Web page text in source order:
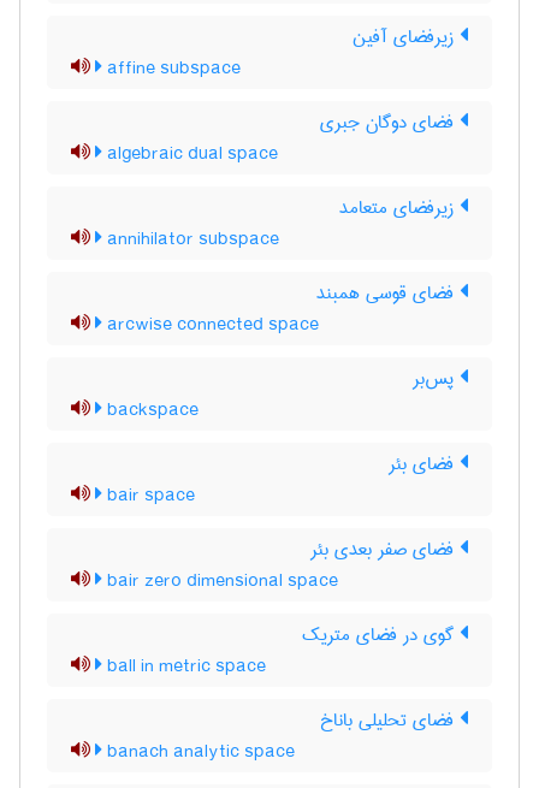
زیرفضای آفین
affine subspace
فضای دوگان جبری
algebraic dual space
زیرفضای متعامد
annihilator subspace
فضای قوسی همبند
arcwise connected space
پس‌بر
backspace
فضای بئر
bair space
فضای صفر بعدی بئر
bair zero dimensional space
گوی در فضای متریک
ball in metric space
فضای تحلیلی باناخ
banach analytic space